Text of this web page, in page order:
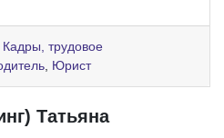
Кадры, трудовое
Юрист
Татьяна